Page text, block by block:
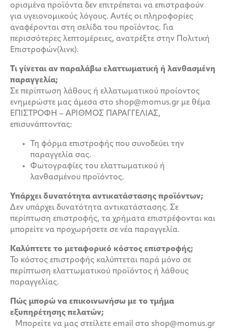
ορισμένα προϊόντα δεν επιτρέπεται να επιστραφούν
για υγειονομικούς λόγους. Αυτές οι πληροφορίες
αναφέρονται στη σελίδα του προϊόντος. Για
περισσότερες λεπτομέρειες, ανατρέξτε στην Πολιτική
Επιστροφών(λινκ).
Τι γίνεται αν παραλάβω ελαττωματική ή λανθασμένη
παραγγελία;
Σε περίπτωση λάθους ή ελλατωματικού προίοντος
ενημερώστε μας άμεσα στο shop@momus.gr με θέμα
ΕΠΙΣΤΡΟΦΗ – ΑΡΙΘΜΟΣ ΠΑΡΑΓΓΕΛΙΑΣ,
επισυνάπτοντας:
Τη φόρμα επιστροφής που συνοδεύει την
παραγγελία σας.
Φωτογραφίες του ελαττωματικού ή
λανθασμένου προϊόντος.
Υπάρχει δυνατότητα αντικατάστασης προϊόντων;
Δεν υπάρχει δυνατότητα αντικατάστασης. Σε
περίπτωση επιστροφής, τα χρήματα επιστρέφονται και
μπορείτε να προχωρήσετε σε νέα παραγγελία.
Καλύπτετε το μεταφορικό κόστος επιστροφής;
Το κόστος επιστροφής καλύπτεται παρά μόνο σε
περίπτωση ελαττωματικού προϊόντος ή λάθους
παραγγελίας.
Πώς μπορώ να επικοινωνήσω με το τμήμα
εξυπηρέτησης πελατών;
Μπορείτε να μας στείλετε email στο shop@momus.gr